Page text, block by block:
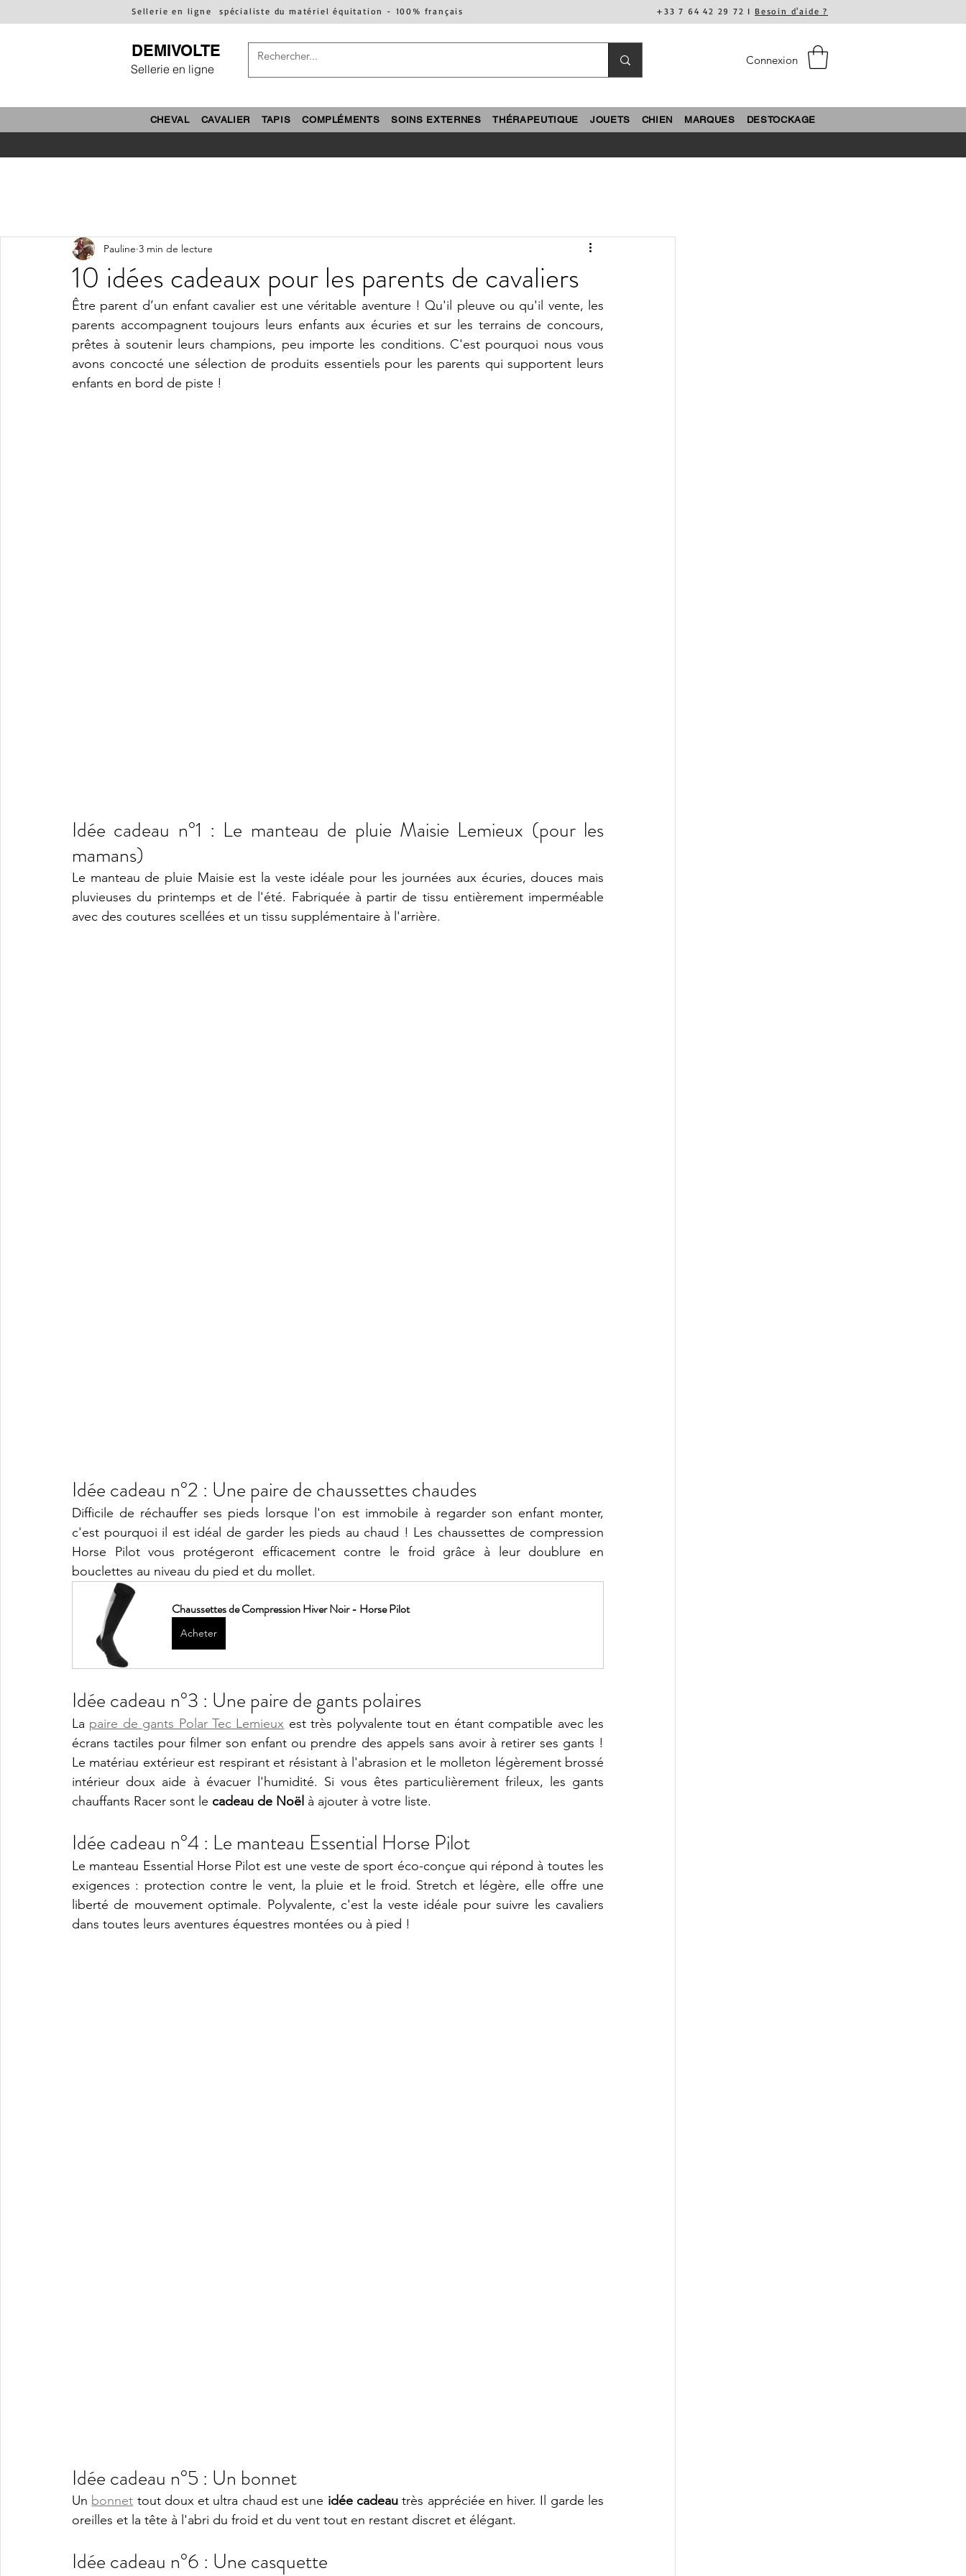
Sellerie en ligne spécialiste du matériel équitation - 100% français +33 7 64 42 29 72 I Besoin d'aide ?
DEMIVOLTE
Sellerie en ligne
Connexion
CHEVAL CAVALIER TAPIS COMPLÉMENTS SOINS EXTERNES THÉRAPEUTIQUE JOUETS CHIEN MARQUES DESTOCKAGE
10 idées cadeaux pour les parents de cavaliers
Pauline 3 min de lecture
Être parent d’un enfant cavalier est une véritable aventure ! Qu'il pleuve ou qu'il vente, les
parents accompagnent toujours leurs enfants aux écuries et sur les terrains de concours,
prêtes à soutenir leurs champions, peu importe les conditions. C'est pourquoi nous vous
avons concocté une sélection de produits essentiels pour les parents qui supportent leurs
enfants en bord de piste !
Idée cadeau n°1 : Le manteau de pluie Maisie Lemieux (pour les
mamans)
Le manteau de pluie Maisie est la veste idéale pour les journées aux écuries, douces mais
pluvieuses du printemps et de l'été. Fabriquée à partir de tissu entièrement imperméable
avec des coutures scellées et un tissu supplémentaire à l'arrière.
Idée cadeau n°2 : Une paire de chaussettes chaudes
Difficile de réchauffer ses pieds lorsque l'on est immobile à regarder son enfant monter,
c'est pourquoi il est idéal de garder les pieds au chaud ! Les chaussettes de compression
Horse Pilot vous protégeront efficacement contre le froid grâce à leur doublure en
bouclettes au niveau du pied et du mollet.
Chaussettes de Compression Hiver Noir - Horse Pilot
Acheter
Idée cadeau n°3 : Une paire de gants polaires
La paire de gants Polar Tec Lemieux est très polyvalente tout en étant compatible avec les
écrans tactiles pour filmer son enfant ou prendre des appels sans avoir à retirer ses gants !
Le matériau extérieur est respirant et résistant à l'abrasion et le molleton légèrement brossé
intérieur doux aide à évacuer l'humidité. Si vous êtes particulièrement frileux, les gants
chauffants Racer sont le cadeau de Noël à ajouter à votre liste.
Idée cadeau n°4 : Le manteau Essential Horse Pilot
Le manteau Essential Horse Pilot est une veste de sport éco-conçue qui répond à toutes les
exigences : protection contre le vent, la pluie et le froid. Stretch et légère, elle offre une
liberté de mouvement optimale. Polyvalente, c'est la veste idéale pour suivre les cavaliers
dans toutes leurs aventures équestres montées ou à pied !
Idée cadeau n°5 : Un bonnet
Un bonnet tout doux et ultra chaud est une idée cadeau très appréciée en hiver. Il garde les
oreilles et la tête à l'abri du froid et du vent tout en restant discret et élégant.
Idée cadeau n°6 : Une casquette